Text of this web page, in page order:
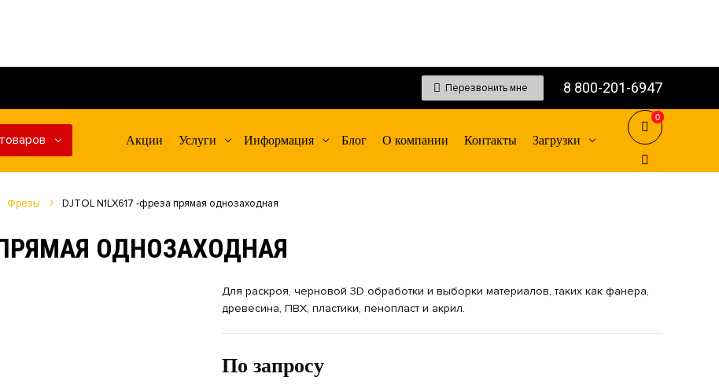
Перезвонить мне 8 800-201-6947
Акции Услуги Информация Блог О компании Контакты Загрузки
0
0
Фрезы DJTOL N1LX617 -фреза прямая однозаходная
ПРЯМАЯ ОДНОЗАХОДНАЯ
Для раскроя, черновой 3D обработки и выборки материалов, таких как фанера,
древесина, ПВХ, пластики, пенопласт и акрил.
По запросу